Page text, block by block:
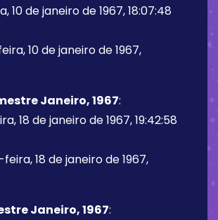
10 de janeiro de 1967, 18:07:48
10 de janeiro de 1967,
Janeiro, 1967:
18 de janeiro de 1967, 19:42:58
18 de janeiro de 1967,
Janeiro, 1967: